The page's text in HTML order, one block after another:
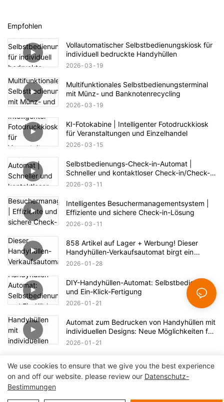
Empfohlen
Vollautomatischer Selbstbedienungskiosk für
individuell bedruckte Handyhüllen
2026 03 19
Multifunktionales Selbstbedienungsterminal
mit Münz- und Banknotenrecycling
2026 03 19
KI-Fotokabine | Intelligenter Fotodruckkiosk
für Veranstaltungen und Einzelhandel
2026 03 15
Selbstbedienungs-Check-in-Automat |
Schneller und kontaktloser Check-in/Check-
out
2026 03 11
Intelligentes Besuchermanagementsystem |
Effiziente und sichere Check-in-Lösung
2026 03 11
858 Artikel auf Lager + Werbung! Dieser
Handyhüllen-Verkaufsautomat birgt ein
riesiges Geschäftspotenzial.
2026 01 28
DIY-Handyhüllen-Automat: Selbstbedienung
und Ein-Klick-Fertigung
2026 01 21
Automat zum Bedrucken von Handyhüllen mit
individuellen Designs: Neue Möglichkeiten für
den Druck
2026 01 21
Urheberrecht© 2024 Shenzhen Lean Kiosk Systems Co.,
We use cookies to ensure that we give you the best experience
on and off our website. please review our Datenschutz-
Bestimmungen